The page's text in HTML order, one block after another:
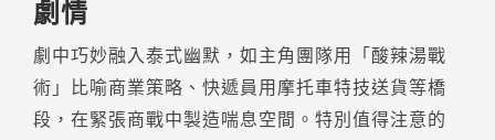
劇情
劇中巧妙融入泰式幽默，如主角團隊用「酸辣湯戰
術」比喻商業策略、快遞員用摩托車特技送貨等橋
段，在緊張商戰中製造喘息空間。特別值得注意的